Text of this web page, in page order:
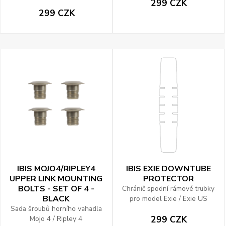
299 CZK
299 CZK
IBIS MOJO4/RIPLEY4
UPPER LINK MOUNTING
BOLTS - SET OF 4 -
BLACK
Sada šroubů horního vahadla
Mojo 4 / Ripley 4
IBIS EXIE DOWNTUBE
PROTECTOR
Chránič spodní rámové trubky
pro model Exie / Exie US
299 CZK